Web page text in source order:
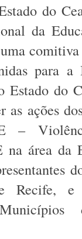
do
da
para
Estado do
as ações
–
na área da
Recife,